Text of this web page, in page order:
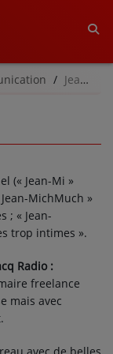
Jean-Michel
(« Jean-Mi »
MichMuch »
; « Jean-
trop intimes ».
Radio :
freelance
mais avec